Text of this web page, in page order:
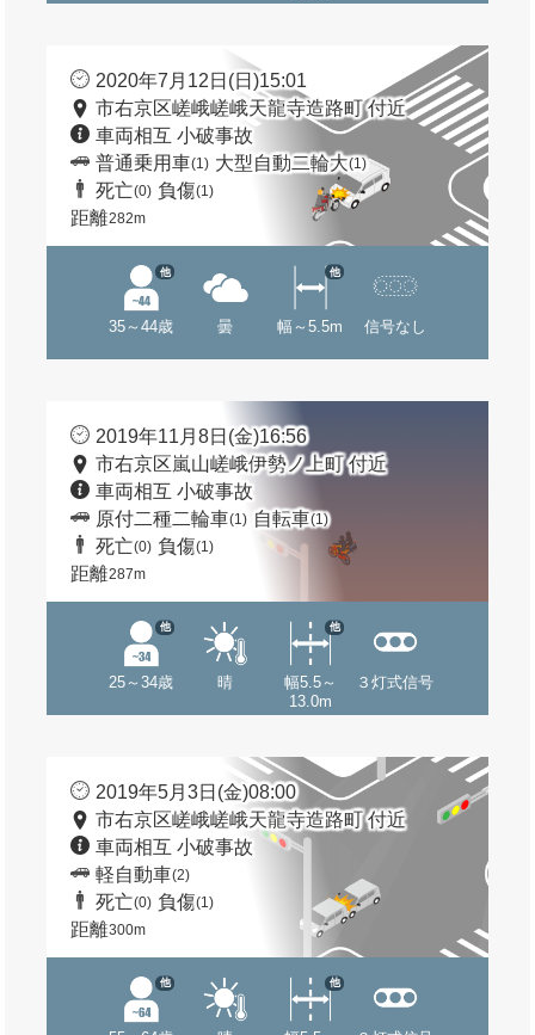
2020年7月12日(日)15:01
市右京区嵯峨嵯峨天龍寺造路町 付近
車両相互 小破事故
普通乗用車(1) 大型自動二輪大(1)
死亡(0) 負傷(1)
距離282m
35～44歳
他
曇 幅～5.5m
他
信号なし
2019年11月8日(金)16:56
市右京区嵐山嵯峨伊勢ノ上町 付近
車両相互 小破事故
原付二種二輪車(1) 自転車(1)
死亡(0) 負傷(1)
距離287m
25～34歳
他
晴
幅5.5～
13.0m
他
３灯式信号
2019年5月3日(金)08:00
市右京区嵯峨嵯峨天龍寺造路町 付近
車両相互 小破事故
軽自動車(2)
死亡(0) 負傷(1)
距離300m
他 他